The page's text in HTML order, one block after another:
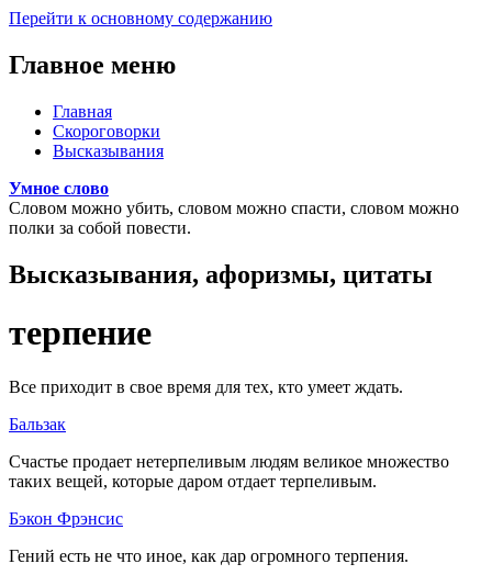
Перейти к основному содержанию
Главное меню
Главная
Скороговорки
Высказывания
Умное слово
Словом можно убить, словом можно спасти, словом можно
полки за собой повести.
Высказывания, афоризмы, цитаты
терпение
Все приходит в свое время для тех, кто умеет ждать.
Бальзак
Счастье продает нетерпеливым людям великое множество
таких вещей, которые даром отдает терпеливым.
Бэкон Фрэнсис
Гений есть не что иное, как дар огромного терпения.